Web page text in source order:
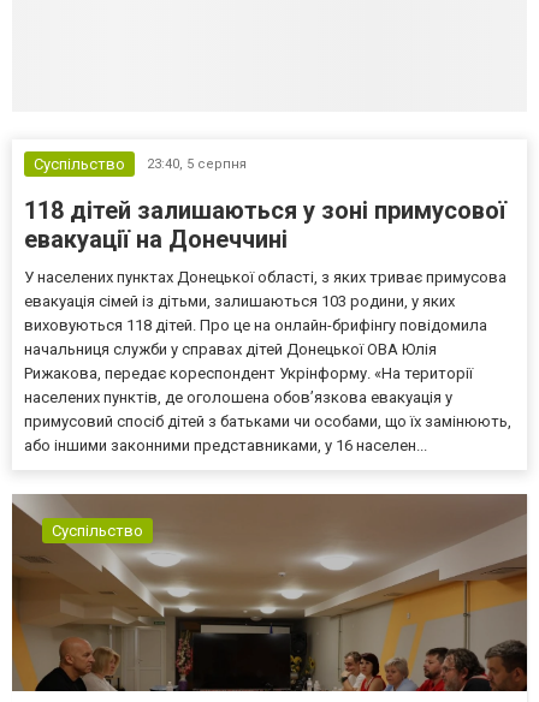
Суспільство 23:40, 5 серпня
118 дітей залишаються у зоні примусової
евакуації на Донеччині
У населених пунктах Донецької області, з яких триває примусова
евакуація сімей із дітьми, залишаються 103 родини, у яких
виховуються 118 дітей. Про це на онлайн-брифінгу повідомила
начальниця служби у справах дітей Донецької ОВА Юлія
Рижакова, передає кореспондент Укрінформу. «На території
населених пунктів, де оголошена обов’язкова евакуація у
примусовий спосіб дітей з батьками чи особами, що їх замінюють,
або іншими законними представниками, у 16 населен...
Суспільство